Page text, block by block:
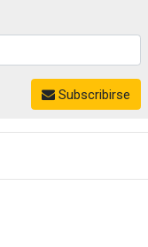
Subscribirse